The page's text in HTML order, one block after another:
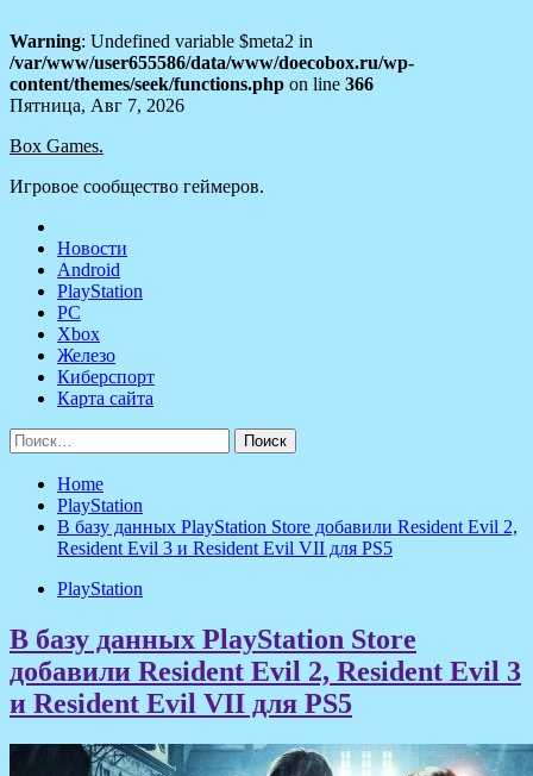
Warning: Undefined variable $meta2 in
/var/www/user655586/data/www/doecobox.ru/wp-
content/themes/seek/functions.php on line 366
Skip
content
Пятница, Авг 7, 2026
Box Games.
Игровое сообщество геймеров.
Новости
Android
PlayStation
PC
Xbox
Железо
Киберспорт
Карта сайта
Найти:
Home
PlayStation
В базу данных PlayStation Store добавили Resident Evil 2,
Resident Evil 3 и Resident Evil VII для PS5
PlayStation
В базу данных PlayStation Store
добавили Resident Evil 2, Resident Evil 3
и Resident Evil VII для PS5